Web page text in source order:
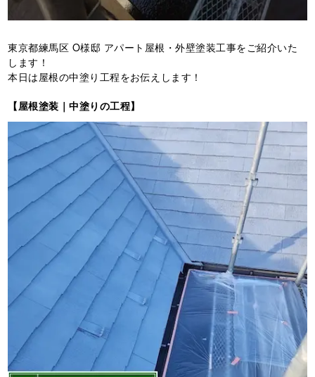
東京都練馬区 O様邸 アパート屋根・外壁塗装工事をご紹介いた
します！
本日は屋根の中塗り工程をお伝えします！
【屋根塗装｜中塗りの工程】